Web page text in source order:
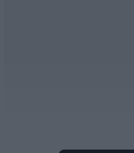
Χρήστος 17·09·2016 22:45